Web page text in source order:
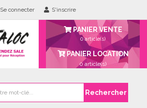
Se connecter S'inscrire
PANIER VENTE
0 article(s)
PANIER LOCATION
0 article(s)
Rechercher